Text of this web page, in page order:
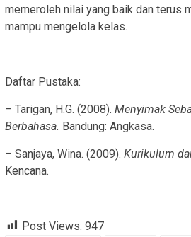
memeroleh nilai yang baik dan terus
mampu mengelola kelas.
Daftar Pustaka:
– Tarigan, H.G. (2008). Menyimak
Berbahasa. Bandung: Angkasa.
– Sanjaya, Wina. (2009). Kurikulum
Kencana.
Post Views: 947